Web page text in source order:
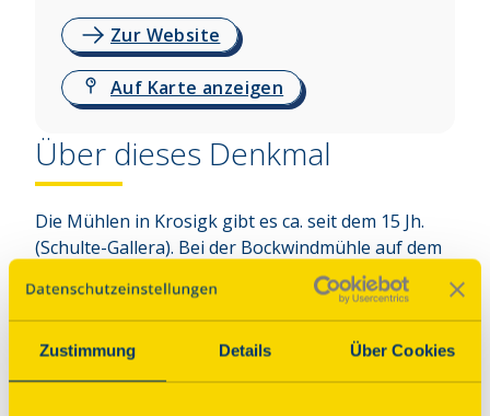
Zustimmung Details Über Cookies
Zur Website
Auf Karte anzeigen
Über dieses Denkmal
Die Mühlen in Krosigk gibt es ca. seit dem 15 Jh.
(Schulte-Gallera). Bei der Bockwindmühle auf dem
Mühlenberg handelt es sich nicht um die
ursprüngliche Mühle. Diese wurde bei einem
Brand in den 1920er-Jahren zerstört, nur der
Mühlstein und das Fundament blieben erhalten.
Daher wurde der Mühlenberg ab 1950